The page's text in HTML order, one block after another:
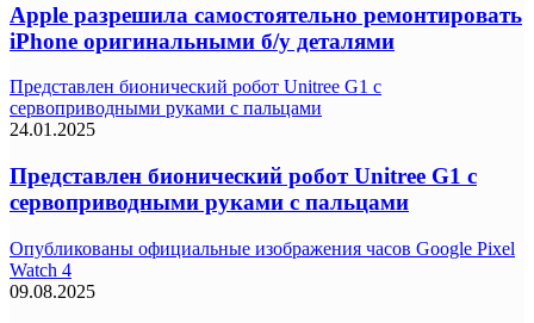
Apple разрешила самостоятельно ремонтировать
iPhone оригинальными б/у деталями
Представлен бионический робот Unitree G1 с
сервоприводными руками с пальцами
24.01.2025
Представлен бионический робот Unitree G1 с
сервоприводными руками с пальцами
Опубликованы официальные изображения часов Google Pixel
Watch 4
09.08.2025